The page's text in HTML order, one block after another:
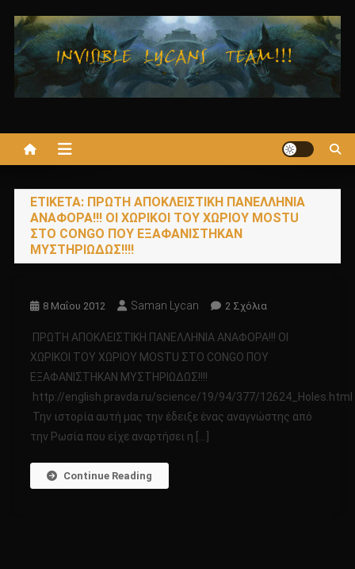
στο
περιεχόμενο
ΕΤΙΚΈΤΑ: ΠΡΩΤΗ ΑΠΟΚΛΕΙΣΤΙΚΗ ΠΑΝΕΛΛΗΝΙΑ
ΑΝΑΦΟΡΑ!!! ΟΙ ΧΩΡΙΚΟΙ ΤΟΥ ΧΩΡΙΟΥ MOSTU
ΣΤΟ CONGO ΠΟΥ ΕΞΑΦΑΝΙΣΤΗΚΑΝ
ΜΥΣΤΗΡΙΩΔΩΣ!!!!
8 Μαΐου 2012 Saman Lycan 2 ΣχόλιαΣτο
ΑΠΟΚΛΕΙΣΤΙΚΗ
ΠΑΝΕΛΛΗΝΙΑ
ΟΙ
ΧΩΡΙΚΟΙ
ΠΡΩΤΗ ΑΠΟΚΛΕΙΣΤΙΚΗ ΠΑΝΕΛΛΗΝΙΑ ΑΝΑΦΟΡΑ!!! ΟΙ
ΧΩΡΙΚΟΙ ΤΟΥ ΧΩΡΙΟΥ MOSTU ΣΤΟ CONGO ΠΟΥ
ΕΞΑΦΑΝΙΣΤΗΚΑΝ ΜΥΣΤΗΡΙΩΔΩΣ!!!!
http://english.pravda.ru/science/19/94/377/12624_Holes.html
Την ιστορία αυτή μας την έδειξε ένας αναγνώστης από
την Ρωσία που είχε αναρτήσει η […]
Continue Reading